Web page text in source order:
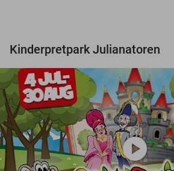
Kinderpretpark Julianatoren
play_circle